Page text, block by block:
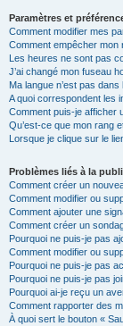
Paramètres et
Comment modifier mes
Comment empêcher mon
Les heures ne sont pas
J’ai changé mon fuseau
Ma langue n’est pas dans
A quoi correspondent les
Comment puis-je afficher
Qu’est-ce que mon rang
Lorsque je clique sur le
Problèmes liés à la
Comment créer un
Comment modifier ou
Comment ajouter une
Comment créer un
Pourquoi ne puis-je pas
Comment modifier ou
Pourquoi ne puis-je pas
Pourquoi ne puis-je pas
Pourquoi ai-je reçu un
Comment rapporter des
À quoi sert le bouton «